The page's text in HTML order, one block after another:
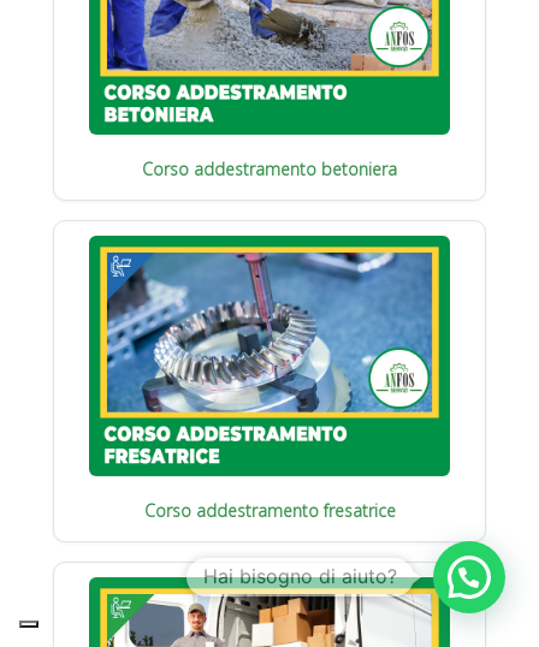
Corso addestramento betoniera
Corso addestramento fresatrice